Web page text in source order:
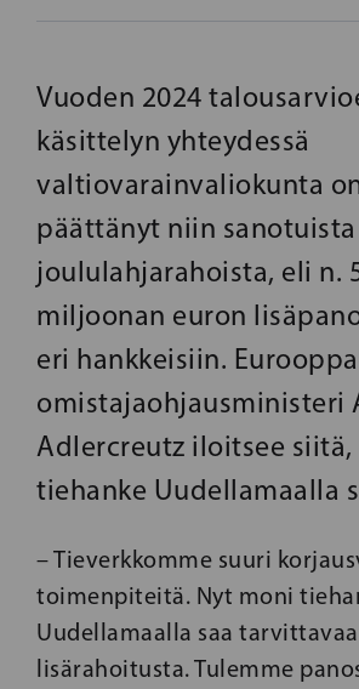
Vuoden 2024
käsittelyn yhteydessä
valtiovarainvaliokunta
päättänyt niin sanotuista
joululahjarahoista, eli n.
miljoonan euron
eri hankkeisiin.
omistajaohjausministeri
Adlercreutz iloitsee
tiehanke Uudellamaalla
– Tieverkkomme suuri
toimenpiteitä. Nyt moni
Uudellamaalla saa tarvittavaa
lisärahoitusta. Tulemme